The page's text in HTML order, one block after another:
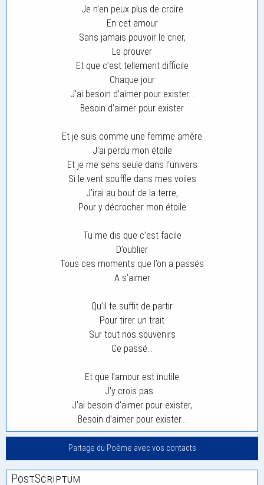
Je n’en peux plus de croire
En cet amour
Sans jamais pouvoir le crier,
Le prouver
Et que c’est tellement difficile
Chaque jour
J’ai besoin d’aimer pour exister. .
Besoin d’aimer pour exister
Et je suis comme une femme amère
J’ai perdu mon étoile
Et je me sens seule dans l’univers
Si le vent souffle dans mes voiles
J’irai au bout de la terre,
Pour y décrocher mon étoile
Tu me dis que c’est facile
D’oublier
Tous ces moments que l’on a passés
A s’aimer
Qu’il te suffit de partir
Pour tirer un trait
Sur tout nos souvenirs
Ce passé…
Et que l’amour est inutile
J’y crois pas. .
J’ai besoin d’aimer pour exister,
Besoin d’aimer pour exister…
Partage du Poème avec vos contacts
PostScriptum